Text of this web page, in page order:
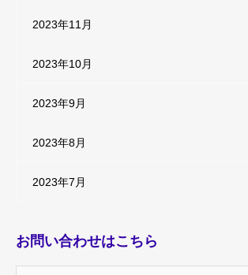
2023年11月
2023年10月
2023年9月
2023年8月
2023年7月
お問い合わせはこちら